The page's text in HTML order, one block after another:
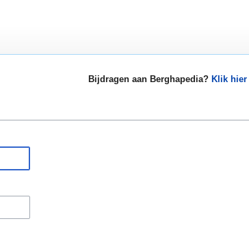
Bijdragen aan Berghapedia? Klik hier